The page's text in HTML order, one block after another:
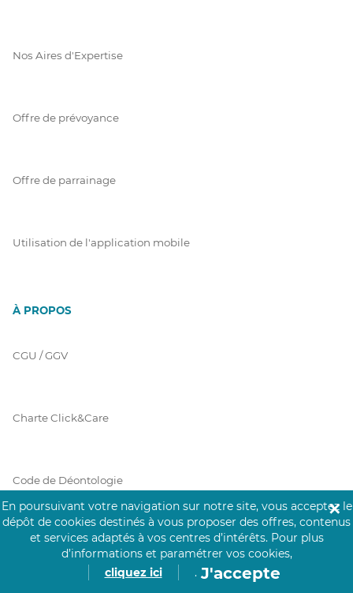
Nos Aires d'Expertise
Offre de prévoyance
Offre de parrainage
Utilisation de l'application mobile
À PROPOS
CGU / GGV
Charte Click&Care
Code de Déontologie
Mentions Légales
En poursuivant votre navigation sur notre site, vous acceptez le
dépôt de cookies destinés à vous proposer des offres, contenus
et services adaptés à vos centres d’intérêts. Pour plus
d’informations et paramétrer vos cookies,
cliquez ici
. J'accepte
✕